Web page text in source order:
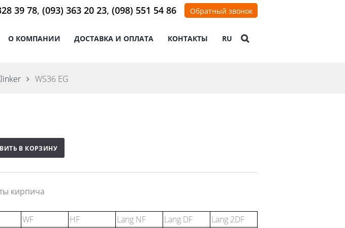
39 78, (093) 363 20 23, (098) 551 54 86 Обратный звонок
О КОМПАНИИ ДОСТАВКА И ОПЛАТА КОНТАКТЫ RU
WS36 EG
В КОРЗИНУ
кирпича
WF HF Lang NF Lang DF
Lang 2DF